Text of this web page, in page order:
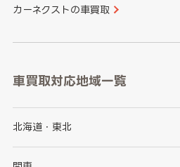
カーネクストの車買取
車買取対応地域一覧
北海道・東北